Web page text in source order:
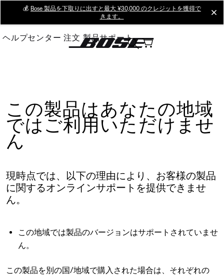
Main
💰 Bose 製品を下取りに出すと最大 ¥30,000 のクレジットを獲得で
きます。
ヘルプセンター 注文 製品サポート
この製品はあなたの地域
ではご利用いただけませ
ん
現時点では、以下の理由により、お客様の製品
に関するオンラインサポートを提供できませ
ん。
この地域では製品のバージョンはサポートされていませ
ん。
この製品を別の国/地域で購入された場合は、それぞれの